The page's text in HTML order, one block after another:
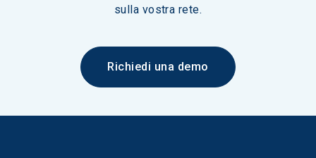
sulla vostra rete.
Richiedi una demo